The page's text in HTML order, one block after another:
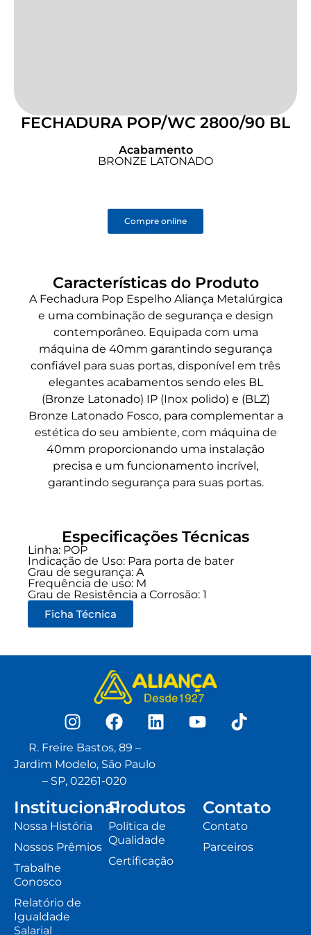
FECHADURA POP/WC 2800/90 BL
Acabamento
BRONZE LATONADO
Compre online
Características do Produto
A Fechadura Pop Espelho Aliança Metalúrgica
e uma combinação de segurança e design
contemporâneo. Equipada com uma
máquina de 40mm garantindo segurança
confiável para suas portas, disponível em três
elegantes acabamentos sendo eles BL
(Bronze Latonado) IP (Inox polido) e (BLZ)
Bronze Latonado Fosco, para complementar a
estética do seu ambiente, com máquina de
40mm proporcionando uma instalação
precisa e um funcionamento incrível,
garantindo segurança para suas portas.
Especificações Técnicas
Linha: POP
Indicação de Uso: Para porta de bater
Grau de segurança: A
Frequência de uso: M
Grau de Resistência a Corrosão: 1
Ficha Técnica
R. Freire Bastos, 89 –
Jardim Modelo, São Paulo
– SP, 02261-020
Institucional
Nossa História
Nossos Prêmios
Trabalhe
Conosco
Relatório de
Igualdade
Salarial
Produtos
Política de
Qualidade
Certificação
Contato
Contato
Parceiros